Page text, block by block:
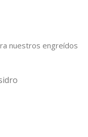
nuestros engreídos